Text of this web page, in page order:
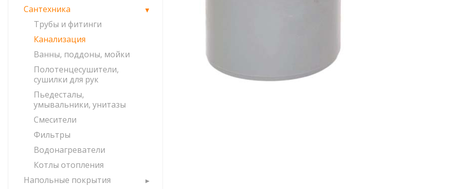
Сантехника
Трубы и фитинги
Канализация
Ванны, поддоны, мойки
Полотенцесушители,
сушилки для рук
Пьедесталы,
умывальники, унитазы
Смесители
Фильтры
Водонагреватели
Котлы отопления
Напольные покрытия